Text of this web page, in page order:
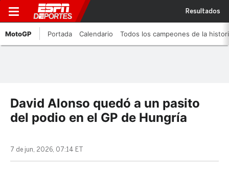
Resultados
MotoGP Portada Calendario Todos los campeones de la
David Alonso quedó a un pasito
del podio en el GP de Hungría
7 de jun, 2026, 07:14 ET